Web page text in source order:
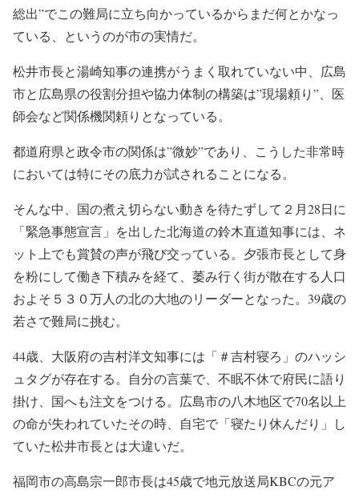
総出”でこの難局に立ち向かっているからまだ何とかなっ
ている、というのが市の実情だ。
松井市長と湯崎知事の連携がうまく取れていない中、広島
市と広島県の役割分担や協力体制の構築は”現場頼り”、医
師会など関係機関頼りとなっている。
都道府県と政令市の関係は”微妙”であり、こうした非常時
においては特にその底力が試されることになる。
そんな中、国の煮え切らない動きを待たずして２月28日に
「緊急事態宣言」を出した北海道の鈴木直道知事には、ネ
ット上でも賞賛の声が飛び交っている。夕張市長として身
を粉にして働き下積みを経て、萎み行く街が散在する人口
およそ５３０万人の北の大地のリーダーとなった。39歳の
若さで難局に挑む。
44歳、大阪府の吉村洋文知事には「＃吉村寝ろ」のハッシ
ュタグが存在する。自分の言葉で、不眠不休で府民に語り
掛け、国へも注文をつける。広島市の八木地区で70名以上
の命が失われていたその時、自宅で「寝たり休んだり」し
ていた松井市長とは大違いだ。
福岡市の高島宗一郎市長は45歳で地元放送局KBCの元ア